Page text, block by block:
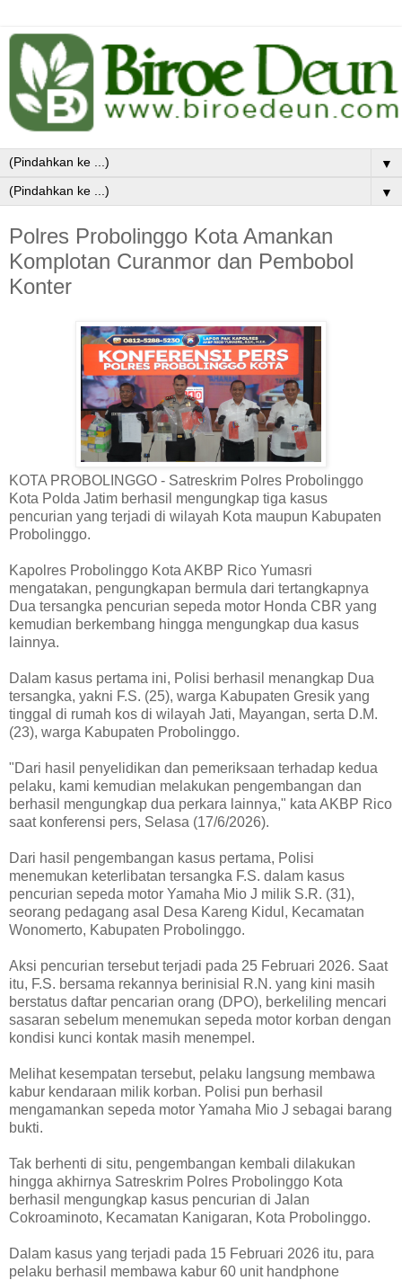
▼
▼
Polres Probolinggo Kota Amankan
Komplotan Curanmor dan Pembobol
Konter
KOTA PROBOLINGGO - Satreskrim Polres Probolinggo
Kota Polda Jatim berhasil mengungkap tiga kasus
pencurian yang terjadi di wilayah Kota maupun Kabupaten
Probolinggo.
Kapolres Probolinggo Kota AKBP Rico Yumasri
mengatakan, pengungkapan bermula dari tertangkapnya
Dua tersangka pencurian sepeda motor Honda CBR yang
kemudian berkembang hingga mengungkap dua kasus
lainnya.
Dalam kasus pertama ini, Polisi berhasil menangkap Dua
tersangka, yakni F.S. (25), warga Kabupaten Gresik yang
tinggal di rumah kos di wilayah Jati, Mayangan, serta D.M.
(23), warga Kabupaten Probolinggo.
"Dari hasil penyelidikan dan pemeriksaan terhadap kedua
pelaku, kami kemudian melakukan pengembangan dan
berhasil mengungkap dua perkara lainnya," kata AKBP Rico
saat konferensi pers, Selasa (17/6/2026).
Dari hasil pengembangan kasus pertama, Polisi
menemukan keterlibatan tersangka F.S. dalam kasus
pencurian sepeda motor Yamaha Mio J milik S.R. (31),
seorang pedagang asal Desa Kareng Kidul, Kecamatan
Wonomerto, Kabupaten Probolinggo.
Aksi pencurian tersebut terjadi pada 25 Februari 2026. Saat
itu, F.S. bersama rekannya berinisial R.N. yang kini masih
berstatus daftar pencarian orang (DPO), berkeliling mencari
sasaran sebelum menemukan sepeda motor korban dengan
kondisi kunci kontak masih menempel.
Melihat kesempatan tersebut, pelaku langsung membawa
kabur kendaraan milik korban. Polisi pun berhasil
mengamankan sepeda motor Yamaha Mio J sebagai barang
bukti.
Tak berhenti di situ, pengembangan kembali dilakukan
hingga akhirnya Satreskrim Polres Probolinggo Kota
berhasil mengungkap kasus pencurian di Jalan
Cokroaminoto, Kecamatan Kanigaran, Kota Probolinggo.
Dalam kasus yang terjadi pada 15 Februari 2026 itu, para
pelaku berhasil membawa kabur 60 unit handphone